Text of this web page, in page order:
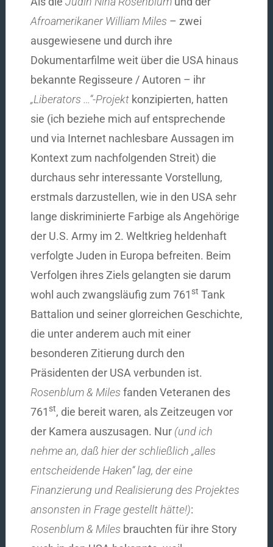
Afroamerikaner William Miles – zwei
ausgewiesene und durch ihre
Dokumentarfilme weit über die USA hinaus
bekannte Regisseure / Autoren – ihr
„Liberators …“-Projektkonzipierten, hatten
sie (ich beziehe mich auf entsprechende
und via Internet nachlesbare Aussagen im
Kontext zum nachfolgenden Streit) die
durchaus sehr interessante Vorstellung,
erstmals darzustellen, wie in den USA sehr
lange diskriminierte Farbige als Angehörige
der U.S. Army im 2. Weltkrieg heldenhaft
verfolgte Juden in Europa befreiten. Beim
Verfolgen ihres Ziels gelangten sie darum
wohl auch zwangsläufig zum 761 st Tank
Battalion und seiner glorreichen Geschichte,
die unter anderem auch mit einer
besonderen Zitierung durch den
Präsidenten der USA verbunden ist.
Rosenblum & Miles fanden Veteranen des
761 st, die bereit waren, als Zeitzeugen vor
der Kamera auszusagen. Nur (und ich
nehme an, daß hier der schließlich „alles
entscheidende Haken“ lag, der eine
Finanzierung und Realisierung des Projektes
ansonsten in Frage gestellt hätte!):
Rosenblum & Miles brauchten für ihre Story